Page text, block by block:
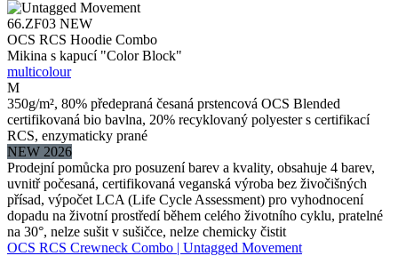
66.ZF03 NEW
OCS RCS Hoodie Combo
Mikina s kapucí "Color Block"
multicolour
M
350g/m², 80% předepraná česaná prstencová OCS Blended
certifikovaná bio bavlna, 20% recyklovaný polyester s certifikací
RCS, enzymaticky prané
NEW 2026
Prodejní pomůcka pro posuzení barev a kvality, obsahuje 4 barev,
uvnitř počesaná, certifikovaná veganská výroba bez živočišných
přísad, výpočet LCA (Life Cycle Assessment) pro vyhodnocení
dopadu na životní prostředí během celého životního cyklu, pratelné
na 30°, nelze sušit v sušičce, nelze chemicky čistit
OCS RCS Crewneck Combo | Untagged Movement